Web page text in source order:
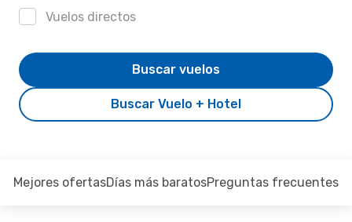
Vuelos directos
Buscar Vuelo + Hotel
Buscar vuelos
Mejores ofertasDías más baratosPreguntas frecuentes